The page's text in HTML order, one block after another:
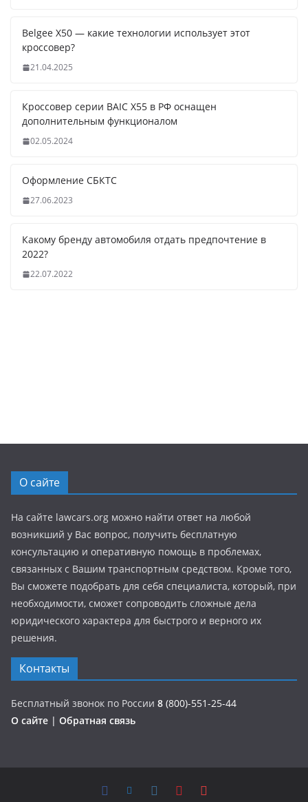
Belgee X50 — какие технологии использует этот
кроссовер?
21.04.2025
Кроссовер серии BAIC X55 в РФ оснащен
дополнительным функционалом
02.05.2024
Оформление СБКТС
27.06.2023
Какому бренду автомобиля отдать предпочтение в
2022?
22.07.2022
О сайте
На сайте lawcars.org можно найти ответ на любой
возникший у Вас вопрос, получить бесплатную
консультацию и оперативную помощь в проблемах,
связанных с Вашим транспортным средством. Кроме того,
Вы сможете подобрать для себя специалиста, который, при
необходимости, сможет сопроводить сложные дела
юридического характера для быстрого и верного их
решения.
Контакты
Бесплатный звонок по России 8 (800)-551-25-44
О сайте | Обратная связь